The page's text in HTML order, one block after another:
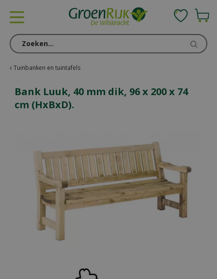
Tuinbanken en tuintafels
Bank Luuk, 40 mm dik, 96 x 200 x 74
cm (HxBxD).